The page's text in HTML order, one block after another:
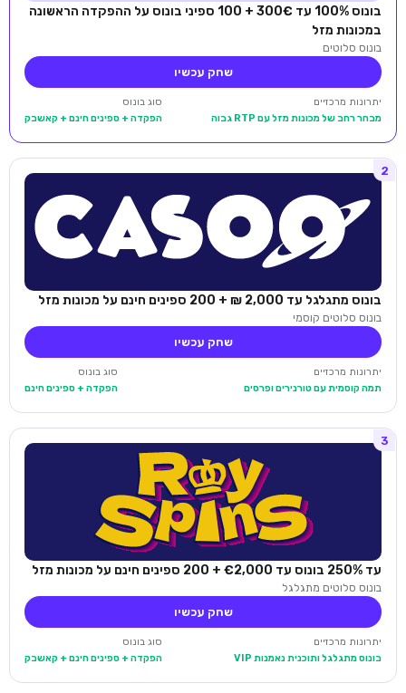
בונוס 100% עד 300€ + 100 ספיני בונוס על ההפקדה הראשונה
במכונות מזל
בונוס סלוטים
שחק עכשיו
יתרונות מרכזיים
מבחר רחב של מכונות מזל עם RTP גבוה
סוג בונוס
הפקדה + ספינים חינם + קאשבק
2
בונוס מתגלגל עד 2,000 ₪ + 200 ספינים חינם על מכונות מזל
בונוס סלוטים קוסמי
שחק עכשיו
יתרונות מרכזיים
תמה קוסמית עם טורנירים ופרסים
סוג בונוס
הפקדה + ספינים חינם
3
עד 250% בונוס עד €2,000 + 200 ספינים חינם על מכונות מזל
בונוס סלוטים מתגלגל
שחק עכשיו
יתרונות מרכזיים
בונוס מתגלגל ותוכנית נאמנות VIP
סוג בונוס
הפקדה + ספינים חינם + קאשבק